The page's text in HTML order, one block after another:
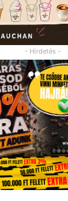
- Hirdetés -